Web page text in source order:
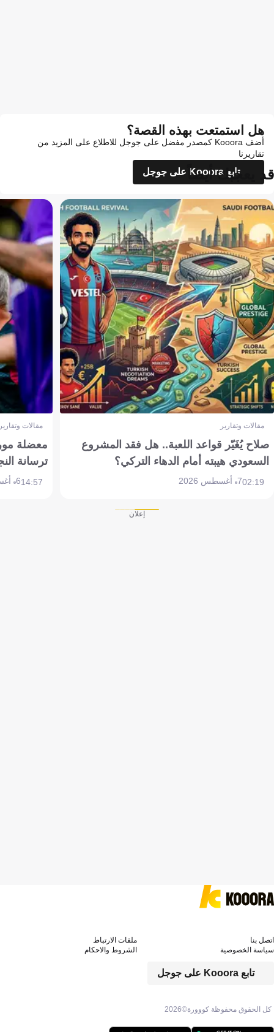
هل استمتعت بهذه القصة؟
أضف Kooora كمصدر مفضل على جوجل للاطلاع على المزيد من
تقاريرنا
تابع Kooora على جوجل
قد يعجبك أيضاً
مقالات وتقارير
صلاح يُغَيّر قواعد اللعبة.. هل فقد المشروع
السعودي هيبته أمام الدهاء التركي؟
02:197 أغسطس 2026
مقالات
معضلة
ترسانة
14:576 أغسطس 2026
إعلان
كل الحقوق محفوظة كووورة©2026
تابع Kooora على جوجل
اتصل بنا
ملفات الارتباط
سياسة الخصوصية
الشروط والاحكام